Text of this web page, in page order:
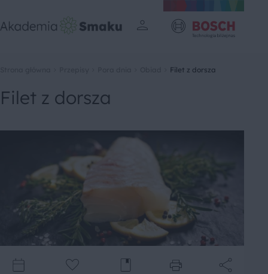
Filet z dorsza
Filet z dorsza